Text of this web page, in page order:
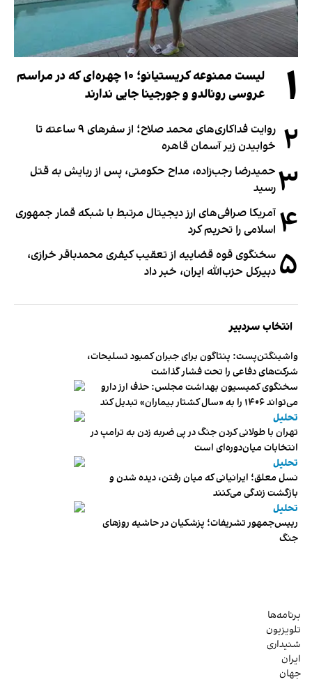
۱
لیست ممنوعه کریستیانو؛ ۱۰ چهره‌ای که در مراسم
عروسی رونالدو و جورجینا جایی ندارند
۲
روایت فداکاری‌های محمد صلاح؛ از سفرهای ۹ ساعته تا
خوابیدن زیر آسمان قاهره
۳ حمیدرضا رجب‌زاده، مداح حکومتی، پس از ربایش به قتل
رسید
۴ آمریکا صرافی‌های ارز دیجیتال مرتبط با شبکه قمار جمهوری
اسلامی را تحریم کرد
۵ سخنگوی قوه قضاییه از تعقیب کیفری محمدباقر خرازی،
دبیر‌کل حزب‌الله ایران، خبر داد
انتخاب سردبیر
واشینگتن‌پست: پنتاگون برای جبران کمبود تسلیحات،
شرکت‌های دفاعی را تحت فشار گذاشت
سخنگوی کمیسیون بهداشت مجلس: حذف ارز دارو
می‌تواند ۱۴۰۶ را به «سال کشتار بیماران» تبدیل کند
تحلیل
تهران با طولانی کردن جنگ در پی ضربه زدن به ترامپ در
انتخابات میان‌دوره‌ای است
تحلیل
نسل معلق؛ ایرانیانی که میان رفتن، دیده شدن و
بازگشت زندگی می‌کنند
تحلیل
رییس‌جمهور تشریفات؛ پزشکیان در حاشیه روزهای
جنگ
برنامه‌ها
تلویزیون
شنیداری
ایران
جهان